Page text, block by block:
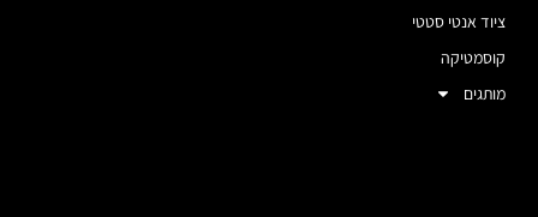
ציוד אנטי סטטי
קוסמטיקה
מותגים